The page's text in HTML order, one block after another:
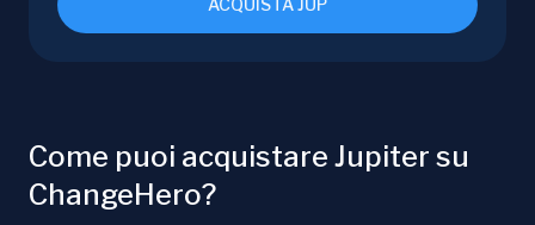
ACQUISTA JUP
Come puoi acquistare Jupiter su
ChangeHero?